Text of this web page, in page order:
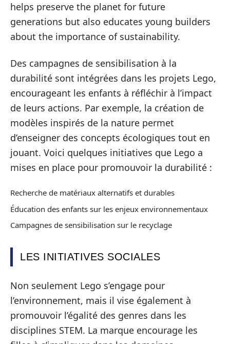
helps preserve the planet for future
generations but also educates young builders
about the importance of sustainability.
Des campagnes de sensibilisation à la
durabilité sont intégrées dans les projets Lego,
encourageant les enfants à réfléchir à l’impact
de leurs actions. Par exemple, la création de
modèles inspirés de la nature permet
d’enseigner des concepts écologiques tout en
jouant. Voici quelques initiatives que Lego a
mises en place pour promouvoir la durabilité :
Recherche de matériaux alternatifs et durables
Éducation des enfants sur les enjeux environnementaux
Campagnes de sensibilisation sur le recyclage
LES INITIATIVES SOCIALES
Non seulement Lego s’engage pour
l’environnement, mais il vise également à
promouvoir l’égalité des genres dans les
disciplines STEM. La marque encourage les